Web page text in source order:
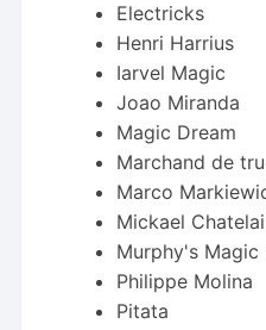
Electricks
Henri Harrius
Iarvel Magic
Joao Miranda
Magic Dream
Marchand de
Marco
Mickael
Murphy's Magic
Philippe Molina
Pitata